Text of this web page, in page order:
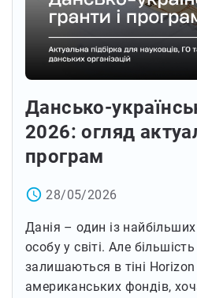
Дансько-
2026: огляд
програм
access_time 28/05/2026
Данія – один із
особу у світі. Але
залишаються в тіні
американських фондів,